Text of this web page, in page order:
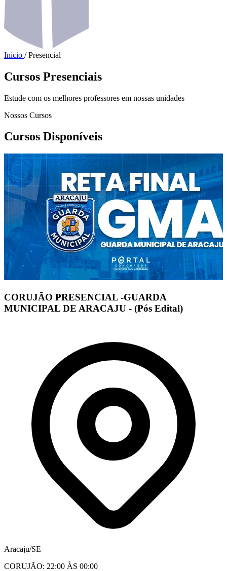
Início / Presencial
Cursos Presenciais
Estude com os melhores professores em nossas unidades
Nossos Cursos
Cursos Disponíveis
CORUJÃO PRESENCIAL -GUARDA
MUNICIPAL DE ARACAJU - (Pós Edital)
Aracaju/SE
CORUJÃO: 22:00 ÀS 00:00